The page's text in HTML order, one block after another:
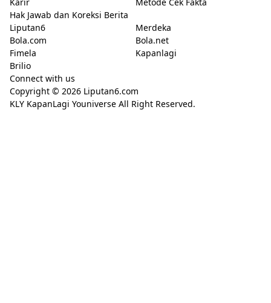
Karir
Metode Cek Fakta
Hak Jawab dan Koreksi Berita
Liputan6
Merdeka
Bola.com
Bola.net
Fimela
Kapanlagi
Brilio
Connect with us
Copyright © 2026 Liputan6.com
KLY KapanLagi Youniverse All Right Reserved.